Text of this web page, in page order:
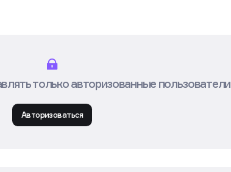
только авторизованные пользователи
Авторизоваться